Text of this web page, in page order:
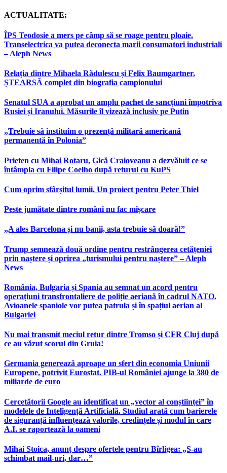
ACTUALITATE:
ÎPS Teodosie a mers pe câmp să se roage pentru ploaie.
Transelectrica va putea deconecta marii consumatori industriali
– Aleph News
Relația dintre Mihaela Rădulescu și Felix Baumgartner,
ȘTEARSĂ complet din biografia campionului
Senatul SUA a aprobat un amplu pachet de sancțiuni împotriva
Rusiei și Iranului. Măsurile îl vizează inclusiv pe Putin
„Trebuie să instituim o prezență militară americană
permanentă în Polonia”
Prieten cu Mihai Rotaru, Gică Craioveanu a dezvăluit ce se
întâmpla cu Filipe Coelho după returul cu KuPS
Cum oprim sfârșitul lumii. Un proiect pentru Peter Thiel
Peste jumătate dintre români nu fac mișcare
„A ales Barcelona și nu banii, asta trebuie să doară!”
Trump semnează două ordine pentru restrângerea cetățeniei
prin naștere și oprirea „turismului pentru naștere” – Aleph
News
România, Bulgaria și Spania au semnat un acord pentru
operațiuni transfrontaliere de poliție aeriană în cadrul NATO.
Avioanele spaniole vor putea patrula și în spațiul aerian al
Bulgariei
Nu mai transmit meciul retur dintre Tromso și CFR Cluj după
ce au văzut scorul din Gruia!
Germania generează aproape un sfert din economia Uniunii
Europene, potrivit Eurostat. PIB-ul României ajunge la 380 de
miliarde de euro
Cercetătorii Google au identificat un „vector al conștiinței” în
modelele de Inteligență Artificială. Studiul arată cum barierele
de siguranță influențează valorile, credințele și modul în care
A.I. se raportează la oameni
Mihai Stoica, anunț despre ofertele pentru Bîrligea: „S-au
schimbat mail-uri, dar…”